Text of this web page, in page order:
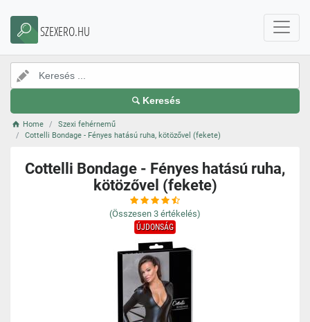
SZEXERO.HU
Keresés
Home
Szexi fehérnemű
Cottelli Bondage - Fényes hatású ruha, kötözővel (fekete)
Cottelli Bondage - Fényes hatású ruha,
kötözővel (fekete)
(Összesen 3 értékelés)
ÚJDONSÁG